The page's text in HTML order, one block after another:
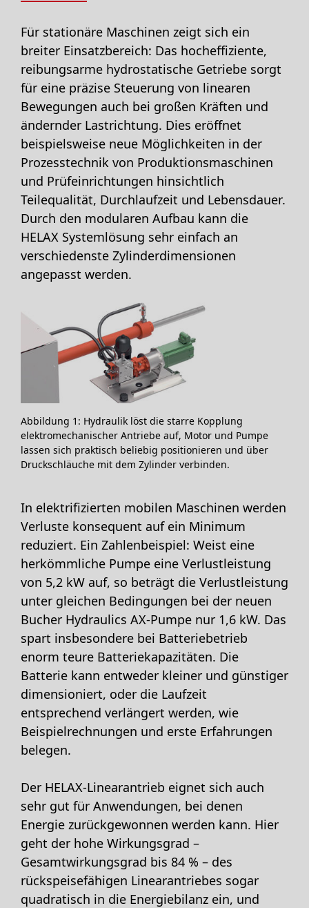
Für stationäre Maschinen zeigt sich ein
breiter Einsatzbereich: Das hocheffiziente,
reibungsarme hydrostatische Getriebe sorgt
für eine präzise Steuerung von linearen
Bewegungen auch bei großen Kräften und
ändernder Lastrichtung. Dies eröffnet
beispielsweise neue Möglichkeiten in der
Prozesstechnik von Produktionsmaschinen
und Prüfeinrichtungen hinsichtlich
Teilequalität, Durchlaufzeit und Lebensdauer.
Durch den modularen Aufbau kann die
HELAX Systemlösung sehr einfach an
verschiedenste Zylinderdimensionen
angepasst werden.
Abbildung 1: Hydraulik löst die starre Kopplung
elektromechanischer Antriebe auf, Motor und Pumpe
lassen sich praktisch beliebig positionieren und über
Druckschläuche mit dem Zylinder verbinden.
In elektrifizierten mobilen Maschinen werden
Verluste konsequent auf ein Minimum
reduziert. Ein Zahlenbeispiel: Weist eine
herkömmliche Pumpe eine Verlustleistung
von 5,2 kW auf, so beträgt die Verlustleistung
unter gleichen Bedingungen bei der neuen
Bucher Hydraulics AX-Pumpe nur 1,6 kW. Das
spart insbesondere bei Batteriebetrieb
enorm teure Batteriekapazitäten. Die
Batterie kann entweder kleiner und günstiger
dimensioniert, oder die Laufzeit
entsprechend verlängert werden, wie
Beispielrechnungen und erste Erfahrungen
belegen.
Der HELAX-Linearantrieb eignet sich auch
sehr gut für Anwendungen, bei denen
Energie zurückgewonnen werden kann. Hier
geht der hohe Wirkungsgrad –
Gesamtwirkungsgrad bis 84 % – des
rückspeisefähigen Linearantriebes sogar
quadratisch in die Energiebilanz ein, und